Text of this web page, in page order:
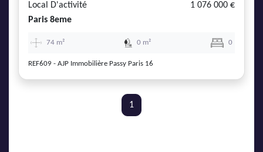
Local D'activité
1 076 000 €
Paris 8eme
74 m² 0 m² 0
REF609 - AJP Immobilière Passy Paris 16
1